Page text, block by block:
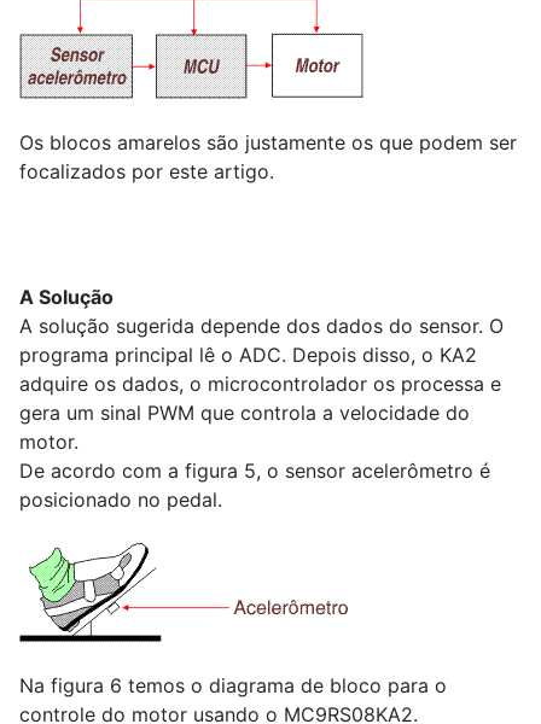
Os blocos amarelos são justamente os que podem ser
focalizados por este artigo.
A Solução
A solução sugerida depende dos dados do sensor. O
programa principal lê o ADC. Depois disso, o KA2
adquire os dados, o microcontrolador os processa e
gera um sinal PWM que controla a velocidade do
motor.
De acordo com a figura 5, o sensor acelerômetro é
posicionado no pedal.
Na figura 6 temos o diagrama de bloco para o
controle do motor usando o MC9RS08KA2.